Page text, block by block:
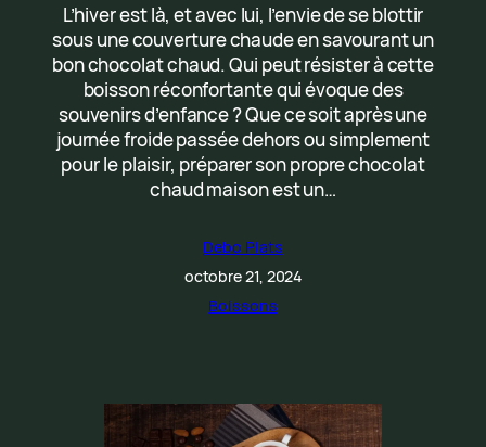
L’hiver est là, et avec lui, l’envie de se blottir
sous une couverture chaude en savourant un
bon chocolat chaud. Qui peut résister à cette
boisson réconfortante qui évoque des
souvenirs d’enfance ? Que ce soit après une
journée froide passée dehors ou simplement
pour le plaisir, préparer son propre chocolat
chaud maison est un…
Debo Plats
octobre 21, 2024
Boissons